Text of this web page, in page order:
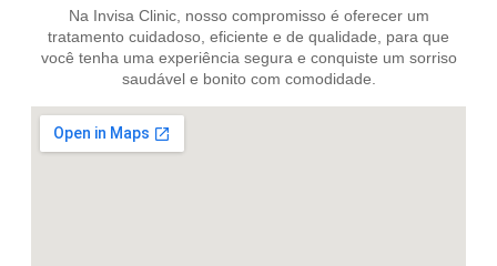
Na Invisa Clinic, nosso compromisso é oferecer um
tratamento cuidadoso, eficiente e de qualidade, para que
você tenha uma experiência segura e conquiste um sorriso
saudável e bonito com comodidade.